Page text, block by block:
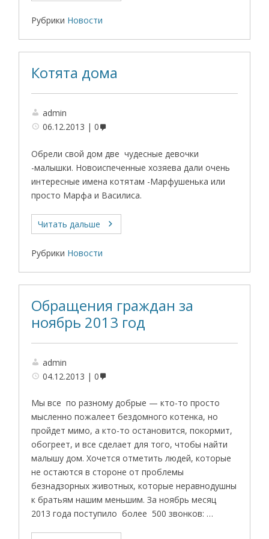
Рубрики Новости
Котята дома
admin
06.12.2013
0
Обрели свой дом две чудесные девочки
-малышки. Новоиспеченные хозяева дали очень
интересные имена котятам -Марфушенька или
просто Марфа и Василиса.
Читать дальше
Рубрики Новости
Обращения граждан за
ноябрь 2013 год
admin
04.12.2013
0
Мы все по разному добрые — кто-то просто
мысленно пожалеет бездомного котенка, но
пройдет мимо, а кто-то остановится, покормит,
обогреет, и все сделает для того, чтобы найти
малышу дом. Хочется отметить людей, которые
не остаются в стороне от проблемы
безнадзорных животных, которые неравнодушны
к братьям нашим меньшим. За ноябрь месяц
2013 года поступило более 500 звонков: …